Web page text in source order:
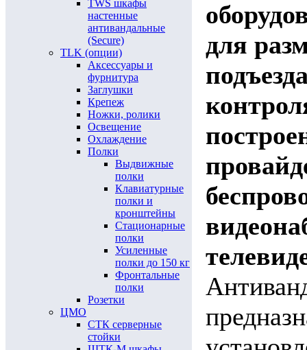
TWS шкафы
настенные
антивандальные
(Secure)
TLK (опции)
Аксессуары и
фурнитура
Заглушки
Крепеж
Ножки, ролики
Освещение
Охлаждение
Полки
Выдвижные
полки
Клавиатурные
полки и
кронштейны
Стационарные
полки
Усиленные
полки до 150 кг
Фронтальные
полки
Розетки
ЦМО
СТК серверные
стойки
для